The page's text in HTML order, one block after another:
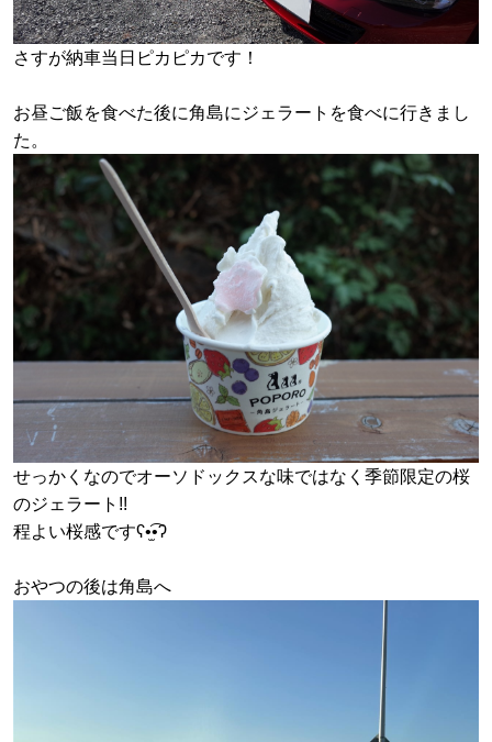
さすが納車当日ピカピカです！
お昼ご飯を食べた後に角島にジェラートを食べに行きまし
た。
せっかくなのでオーソドックスな味ではなく季節限定の桜
のジェラート!!
程よい桜感ですʕ•̫͡•ʔ
おやつの後は角島へ